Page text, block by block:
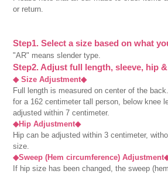
or return.
Step1. Select a size based on what
"AR" means slender type.
Step2. Adjust full length, sleeve, hip
◆ Size Adjustment◆
Full length is measured on center of the
for a 162 centimeter tall person, below knee
adjusted within 7 centimeter.
◆Hip Adjustment◆
Hip can be adjusted within 3 centimeter,
size.
◆Sweep (Hem circumference)
If hip size has been changed, the sweep